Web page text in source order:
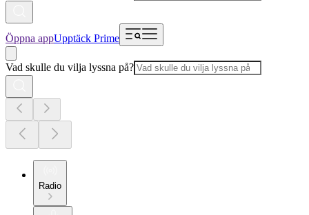
Öppna appUpptäck Prime
Vad skulle du vilja lyssna på?
Radio